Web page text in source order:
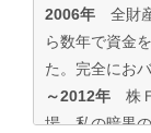
2006年 全財
ら数年で資金
た。完全におバ
～2012年 株
場。私の暗黒